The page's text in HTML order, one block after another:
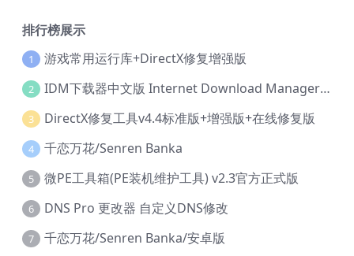
排行榜展示
1 游戏常用运行库+DirectX修复增强版
2 IDM下载器中文版 Internet Download Manager v6.42.36 IDM
3 DirectX修复工具v4.4标准版+增强版+在线修复版
4 千恋万花/Senren Banka
5 微PE工具箱(PE装机维护工具) v2.3官方正式版
6 DNS Pro 更改器 自定义DNS修改
7 千恋万花/Senren Banka/安卓版